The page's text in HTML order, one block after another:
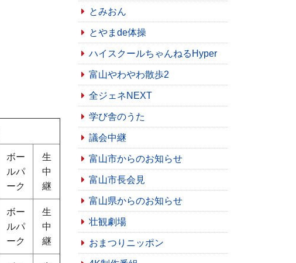
ボー
ルパ
ーク
生
中
継
ボー
ルパ
ーク
生
中
継
とみおん
とやまde体操
ハイスクールちゃんねるHyper
富山やわやわ散歩2
全ジェネNEXT
学び舎のうた
議会中継
富山市からのお知らせ
富山市長会見
富山県からのお知らせ
壮観劇場
おまつりニッポン